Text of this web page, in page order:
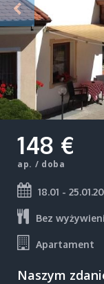
148 €
ap. / doba
18.01 -
Bez
Apartament
Naszym